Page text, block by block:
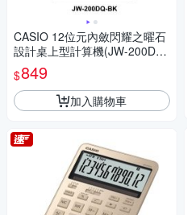
CASIO 12位元內斂閃耀之曜石
設計桌上型計算機(JW-200DQ
系列)共五色
$849
加入購物車